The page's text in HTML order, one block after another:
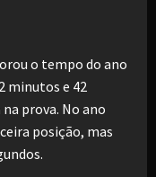
o tempo do ano
minutos e 42
prova. No ano
posição, mas